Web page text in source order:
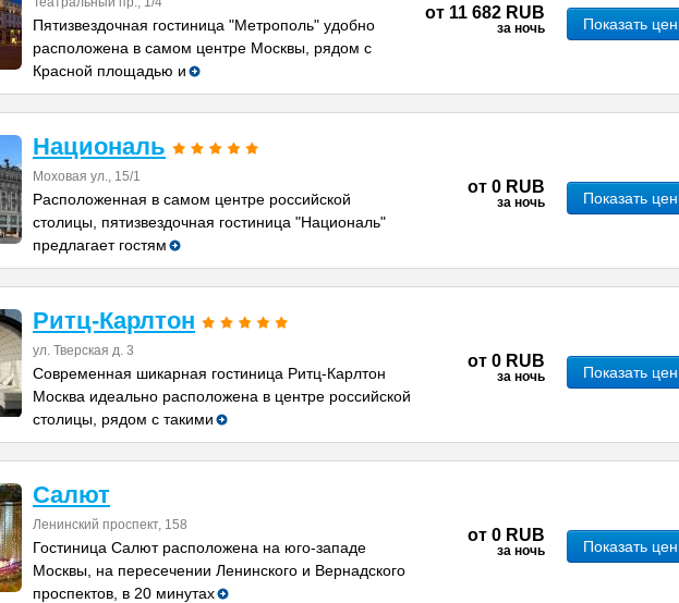
Пятизвездочная гостиница "Метрополь" удобно
расположена в самом центре Москвы, рядом с
Красной площадью и
от 11 682 RUB
за ночь Показать
Националь
Моховая ул., 15/1
Расположенная в самом центре российской
столицы, пятизвездочная гостиница "Националь"
предлагает гостям
от 0 RUB
за ночь Показать
Ритц-Карлтон
ул. Тверская д. 3
Современная шикарная гостиница Ритц-Карлтон
Москва идеально расположена в центре российской
столицы, рядом с такими
от 0 RUB
за ночь Показать
Салют
Ленинский проспект, 158
Гостиница Салют расположена на юго-западе
Москвы, на пересечении Ленинского и Вернадского
проспектов, в 20 минутах
от 0 RUB
за ночь Показать